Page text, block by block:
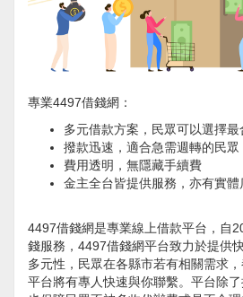
專業4497借錢網：
多元借款方案，民眾可以選擇
撥款迅速，適合急需週轉的民眾
費用透明，無隱藏手續費
金主全台皆提供服務，亦有實體
4497借錢網是專業線上借款平台，自
錢服務，4497借錢網平台致力於提供
多元性，民眾在各縣市若有相關需求
平台將有專人快速與你聯繫。平台除了